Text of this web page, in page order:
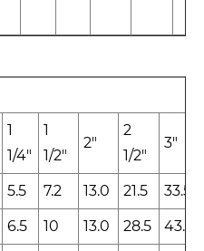
1
1/4"
1
1/2"
2"
2
1/2"
3"
5.5 7.2 13.0 21.5 33.5
6.5 10 13.0 28.5 43.0